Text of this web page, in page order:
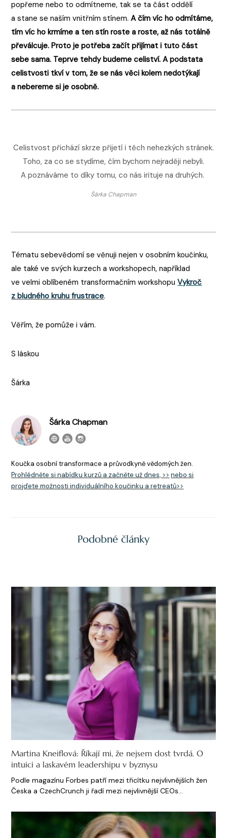
popřeme nebo to odmítneme, tak se ta část oddělí
a stane se naším vnitřním stínem.A čím víc ho odmítáme,
tím víc ho krmíme a ten stín roste a roste, až nás totálně
převálcuje. Proto je potřeba začít přijímat i tuto část
sebe sama. Teprve tehdy budeme celiství. A podstata
celistvosti tkví v tom, že se nás věci kolem nedotýkají
a nebereme si je osobně.
Celistvost přichází skrze přijetí i těch nehezkých stránek.
Toho, za co se stydíme, čím bychom nejraději nebyli.
A poznáváme to díky tomu, co nás irituje na druhých.
Šárka Chapman
Tématu sebevědomí se věnuji nejen v osobním koučinku,
ale také ve svých kurzech a workshopech, například
ve velmi oblíbeném transformačním workshopuVykroč
z bludného kruhu frustrace.
Věřím, že pomůže i vám.
S láskou
Šárka
Šárka Chapman
Koučka osobní transformace a průvodkyně vědomých žen.
Prohlédněte si nabídku kurzů a začněte už dnes, >> nebo si
projďete možnosti individuálního koučinku a retreatů>>
Podobné články
Martina Kneiflová: Říkají mi, že nejsem dost tvrdá. O
intuici a laskavém leadershipu v byznysu
Podle magazínu Forbes patří mezi třicítku nejvlivnějších žen
Česka a CzechCrunch ji řadí mezi nejvlivnější CEOs…